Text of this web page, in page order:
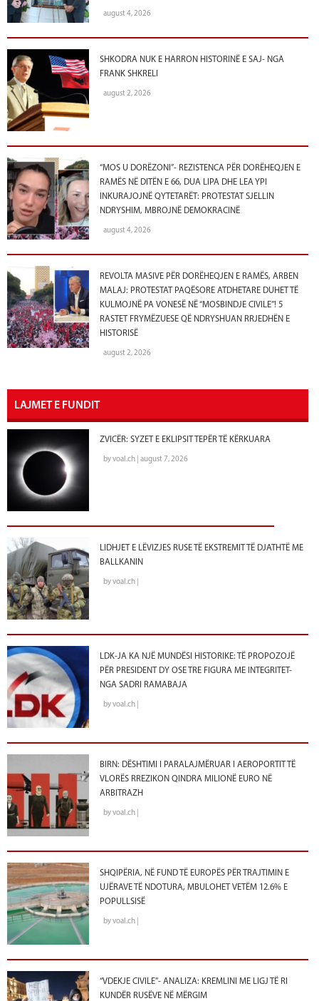
august 4, 2026
SHKODRA NUK E HARRON HISTORINË E SAJ- NGA
FRANK SHKRELI
august 2, 2026
“MOS U DORËZONI”- REZISTENCA PËR DORËHEQJEN E
RAMËS NË DITËN E 66, DUA LIPA DHE LEA YPI
INKURAJOJNË QYTETARËT: PROTESTAT SJELLIN
NDRYSHIM, MBROJNË DEMOKRACINË
august 4, 2026
REVOLTA MASIVE PËR DORËHEQJEN E RAMËS, ARBEN
MALAJ: PROTESTAT PAQËSORE ATDHETARE DUHET TË
KULMOJNË PA VONESË NË “MOSBINDJE CIVILE”! 5
RASTET FRYMËZUESE QË NDRYSHUAN RRJEDHËN E
HISTORISË
august 2, 2026
LAJMET E FUNDIT
ZVICËR: SYZET E EKLIPSIT TEPËR TË KËRKUARA
by voal.ch | august 7, 2026
LIDHJET E LËVIZJES RUSE TË EKSTREMIT TË DJATHTË ME
BALLKANIN
by voal.ch |
LDK-JA KA NJË MUNDËSI HISTORIKE: TË PROPOZOJË
PËR PRESIDENT DY OSE TRE FIGURA ME INTEGRITET-
NGA SADRI RAMABAJA
by voal.ch |
BIRN: DËSHTIMI I PARALAJMËRUAR I AEROPORTIT TË
VLORËS RREZIKON QINDRA MILIONË EURO NË
ARBITRAZH
by voal.ch |
SHQIPËRIA, NË FUND TË EUROPËS PËR TRAJTIMIN E
UJËRAVE TË NDOTURA, MBULOHET VETËM 12.6% E
POPULLSISË
by voal.ch |
“VDEKJE CIVILE”- ANALIZA: KREMLINI ME LIGJ TË RI
KUNDËR RUSËVE NË MËRGIM